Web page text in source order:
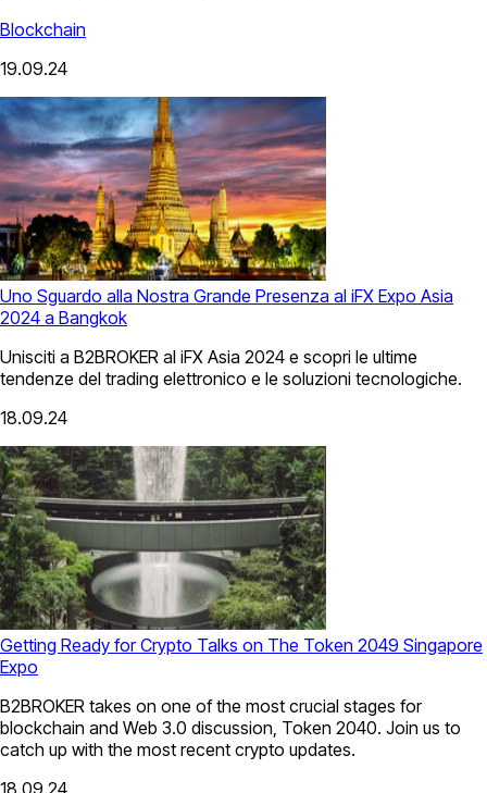
Blockchain
19.09.24
Uno Sguardo alla Nostra Grande Presenza al iFX Expo Asia
2024 a Bangkok
Unisciti a B2BROKER al iFX Asia 2024 e scopri le ultime
tendenze del trading elettronico e le soluzioni tecnologiche.
18.09.24
Getting Ready for Crypto Talks on The Token 2049 Singapore
Expo
B2BROKER takes on one of the most crucial stages for
blockchain and Web 3.0 discussion, Token 2040. Join us to
catch up with the most recent crypto updates.
18.09.24